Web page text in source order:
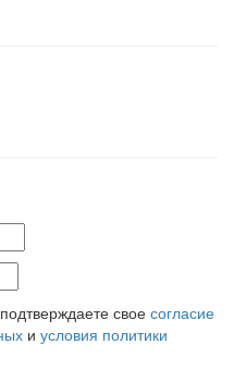
свое согласие
и условия политики